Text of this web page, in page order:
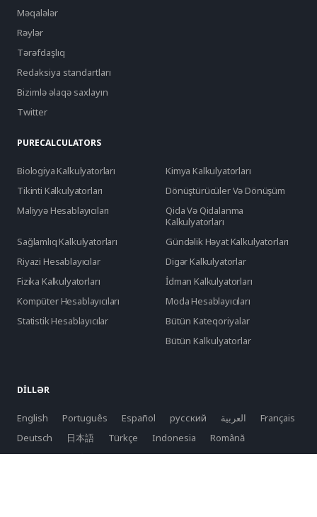
Məqalələr
Rəylər
Tərəfdaşlıq
Redaksiya standartları
Bizimlə əlaqə saxlayın
Twitter
PURECALCULATORS
Biologiya Kalkulyatorları
Kimya Kalkulyatorları
Tikinti Kalkulyatorları
Dönüştürücüler Və Dönüşüm
Maliyyə Hesablayıcıları
Qida Və Qidalanma
Kalkulyatorları
Sağlamlıq Kalkulyatorları
Gündəlik Həyat Kalkulyatorları
Riyazi Hesablayıcılar
Digər Kalkulyatorlar
Fizika Kalkulyatorları
İdman Kalkulyatorları
Kompüter Hesablayıcıları
Moda Hesablayıcıları
Statistik Hesablayıcılar
Bütün Kateqoriyalar
Bütün Kalkulyatorlar
DILLƏR
English Português Español русский العربية
Français
Deutsch
日本語 Türkçe Indonesia
Română
Slovenčina
български Hrvatski Lietuvių
Italiano